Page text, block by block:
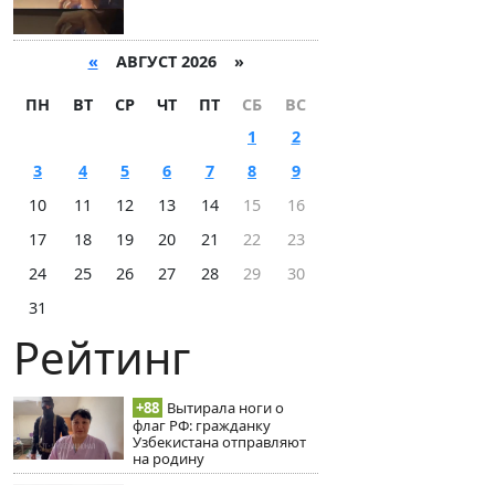
« АВГУСТ 2026 »
ПН ВТ СР ЧТ ПТ СБ
ВС
1
2
3
4 5 6 7 8
9
10
11 12 13 14 15
16
17
18 19 20 21 22
23
24
25 26 27 28 29
30
31
Рейтинг
+88 Вытирала ноги о
флаг РФ: гражданку
Узбекистана отправляют
на родину